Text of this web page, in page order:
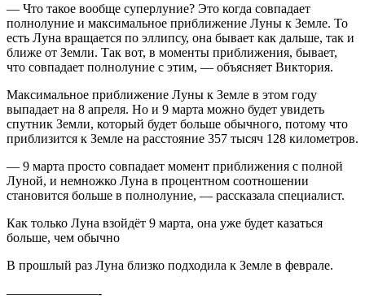
— Что такое вообще суперлуние? Это когда совпадает
полнолуние и максимальное приближение Луны к Земле. То
есть Луна вращается по эллипсу, она бывает как дальше, так и
ближе от Земли. Так вот, в моменты приближения, бывает,
что совпадает полнолуние с этим, — объясняет Виктория.
Максимальное приближение Луны к Земле в этом году
выпадает на 8 апреля. Но и 9 марта можно будет увидеть
спутник Земли, который будет больше обычного, потому что
приблизится к Земле на расстояние 357 тысяч 128 километров.
— 9 марта просто совпадает момент приближения с полной
Луной, и немножко Луна в процентном соотношении
становится больше в полнолуние, — рассказала специалист.
Как только Луна взойдёт 9 марта, она уже будет казаться
больше, чем обычно
В прошлый раз Луна близко подходила к Земле в феврале.
———————-